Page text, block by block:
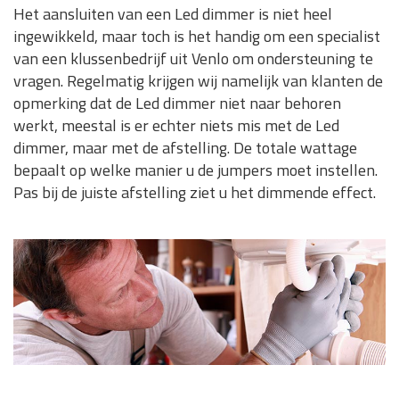
Het aansluiten van een Led dimmer is niet heel
ingewikkeld, maar toch is het handig om een specialist
van een klussenbedrijf uit Venlo om ondersteuning te
vragen. Regelmatig krijgen wij namelijk van klanten de
opmerking dat de Led dimmer niet naar behoren
werkt, meestal is er echter niets mis met de Led
dimmer, maar met de afstelling. De totale wattage
bepaalt op welke manier u de jumpers moet instellen.
Pas bij de juiste afstelling ziet u het dimmende effect.